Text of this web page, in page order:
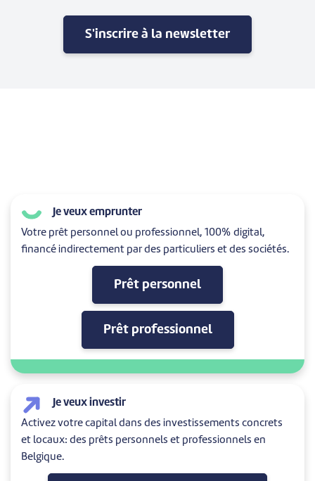
S'inscrire à la newsletter
Je veux emprunter
Votre prêt personnel ou professionnel, 100% digital,
financé indirectement par des particuliers et des sociétés.
Prêt personnel
Prêt professionnel
Je veux investir
Activez votre capital dans des investissements concrets
et locaux: des prêts personnels et professionnels en
Belgique.